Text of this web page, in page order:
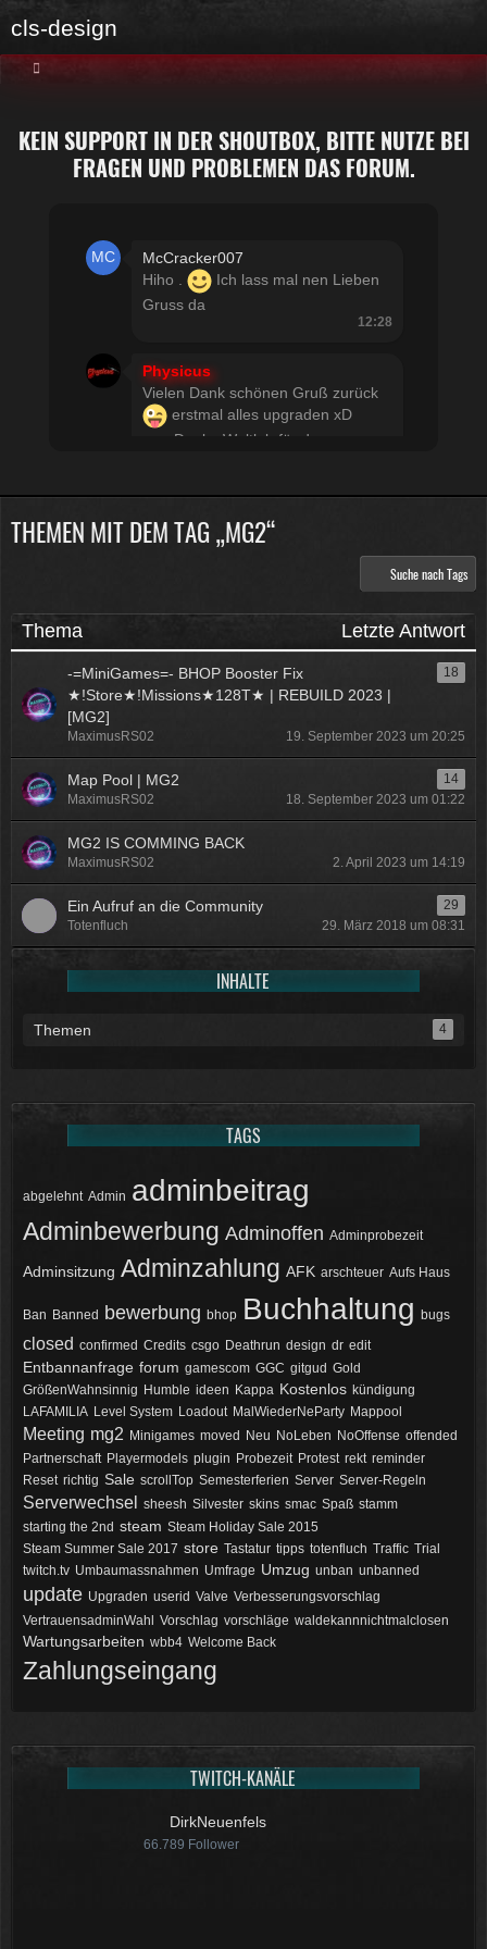
cls-design
KEIN SUPPORT IN DER SHOUTBOX, BITTE NUTZE BEI
FRAGEN UND PROBLEMEN DAS FORUM.
McCracker007
Hiho .
Ich lass mal nen Lieben
Gruss da
12:28
Physicus
Vielen Dank schönen Gruß zurück
erstmal alles upgraden xD
usw Danke Woltlab für den
Physicus
Twitch-Box 6.2.0 in Arbeit
13:47
Kratze gerade alles an geld
zusammen was ich auftreiben
Plugins haben und dann noch mal
65 für Forum Update.
Ja bei mir sind es 130 € für
Woltlab und Plugins und Designs
ätzend, wie schnell alles
THEMEN MIT DEM TAG „MG2“
Suche nach Tags
Thema Letzte Antwort
-=MiniGames=- BHOP Booster Fix
★!Store★!Missions★128T★ | REBUILD 2023 |
[MG2]
18
MaximusRS02 19. September 2023 um 20:25
Map Pool | MG2
14
MaximusRS02
18. September 2023 um 01:22
MG2 IS COMMING BACK
MaximusRS02 2. April 2023 um 14:19
Ein Aufruf an die Community
29
Totenfluch
29. März 2018 um 08:31
INHALTE
Themen 4
TAGS
abgelehnt Admin adminbeitrag
Adminbewerbung Adminoffen Adminprobezeit
Adminsitzung Adminzahlung AFK arschteuer Aufs Haus
Ban Banned bewerbung bhop Buchhaltung bugs
closed confirmed Credits csgo Deathrun design dr edit
Entbannanfrage forum gamescom GGC gitgud Gold
GrößenWahnsinnig Humble ideen Kappa Kostenlos kündigung
LAFAMILIA Level System Loadout MalWiederNeParty Mappool
Meeting mg2 Minigames moved Neu NoLeben NoOffense offended
Partnerschaft Playermodels plugin Probezeit Protest rekt reminder
Reset richtig Sale scrollTop Semesterferien Server Server-Regeln
Serverwechsel sheesh Silvester skins smac Spaß stamm
starting the 2nd steam Steam Holiday Sale 2015
Steam Summer Sale 2017 store Tastatur tipps totenfluch Traffic Trial
twitch.tv Umbaumassnahmen Umfrage Umzug unban unbanned
update Upgraden userid Valve Verbesserungsvorschlag
VertrauensadminWahl
Vorschlag vorschläge waldekannnichtmalclosen
Wartungsarbeiten wbb4 Welcome Back
Zahlungseingang
TWITCH-KANÄLE
DirkNeuenfels
66.789 Follower